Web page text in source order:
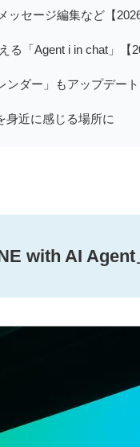
セージ編集など【
「Agent i in chat」【
ンダー」もアップデート
身近に感じる場所に
with AI